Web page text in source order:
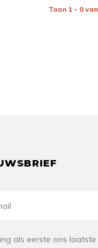
Toon 1 - 0
als eerste ons